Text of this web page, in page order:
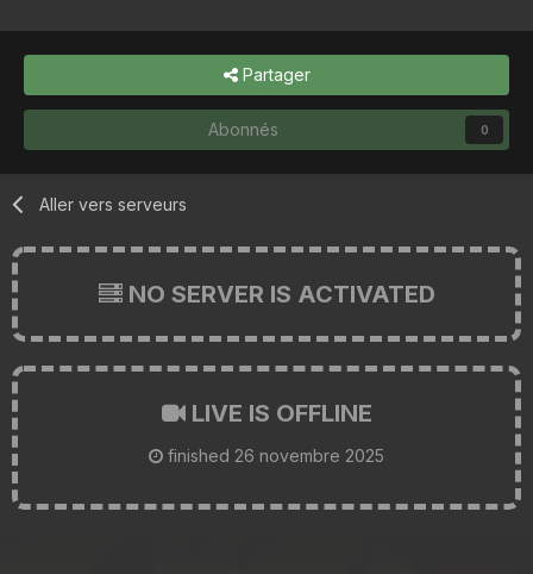
Partager
Abonnés 0
Aller vers serveurs
NO SERVER IS ACTIVATED
LIVE IS OFFLINE
finished 26 novembre 2025